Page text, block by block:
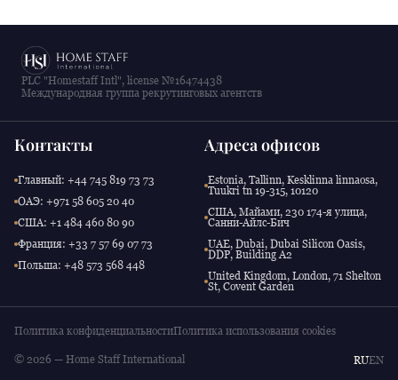
PLC "Homestaff Intl", license №16474438
Международная группа рекрутинговых агентств
Контакты
Главный: +44 745 819 73 73
ОАЭ: +971 58 605 20 40
США: +1 484 460 80 90
Франция: +33 7 57 69 07 73
Польша: +48 573 568 448
Адреса офисов
Estonia, Tallinn, Kesklinna linnaosa,
Tuukri tn 19-315, 10120
США, Майами, 230 174-я улица,
Санни-Айлс-Бич
UAE, Dubai, Dubai Silicon Oasis,
DDP, Building A2
United Kingdom, London, 71 Shelton
St, Covent Garden
Политика конфиденциальностиПолитика использования cookies
© 2026 — Home Staff International RUEN